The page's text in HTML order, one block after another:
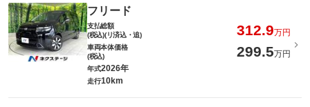
フリード
支払総額
(税込)(リ済込・追)
312.9万円
車両本体価格
(税込)
299.5万円
年式2026年
走行10km